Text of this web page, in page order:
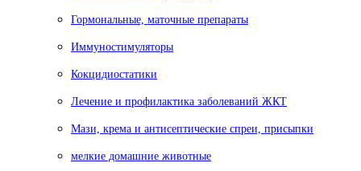
Гормональные, маточные препараты
Иммуностимуляторы
Кокцидиостатики
Лечение и профилактика заболеваний ЖКТ
Мази, крема и антисептические спреи, присыпки
мелкие домашние животные